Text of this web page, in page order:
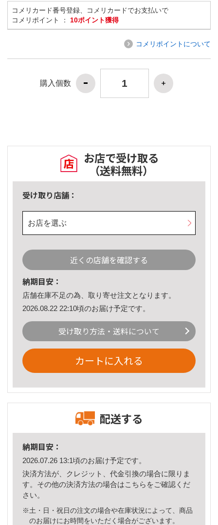
コメリカード番号登録、コメリカードでお支払いで
コメリポイント ： 10ポイント獲得
コメリポイントについて
購入個数
お店で受け取る
（送料無料）
受け取り店舗：
お店を選ぶ
近くの店舗を確認する
納期目安：
店舗在庫不足の為、取り寄せ注文となります。
2026.08.22 22:10頃のお届け予定です。
受け取り方法・送料について
カートに入れる
配送する
納期目安：
2026.07.26 13:1頃のお届け予定です。
決済方法が、クレジット、代金引換の場合に限りま
す。その他の決済方法の場合はこちら をご確認くだ
さい。
※土・日・祝日の注文の場合や在庫状況によって、商品
のお届けにお時間をいただく場合がございます。